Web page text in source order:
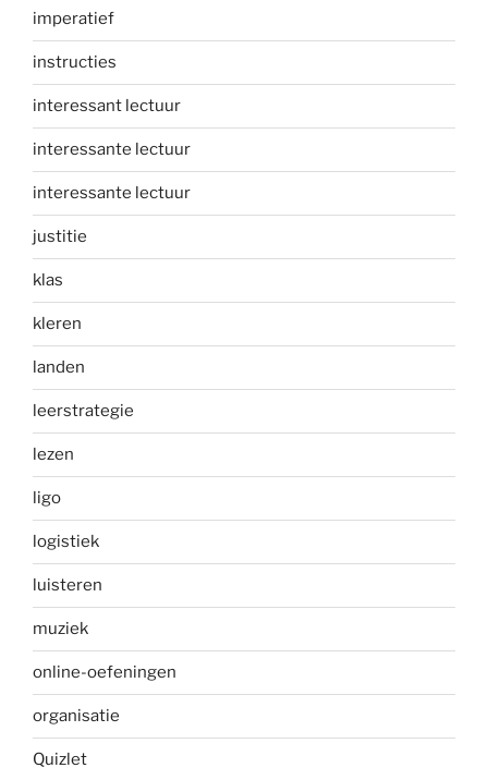
imperatief
instructies
interessant lectuur
interessante lectuur
interessante lectuur
justitie
klas
kleren
landen
leerstrategie
lezen
ligo
logistiek
luisteren
muziek
online-oefeningen
organisatie
Quizlet